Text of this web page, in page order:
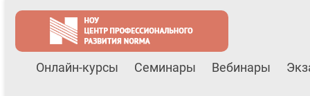
Онлайн-курсы Семинары Вебинары